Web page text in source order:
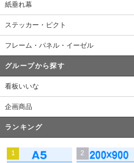
紙垂れ幕
ステッカー・ピクト
フレーム・パネル・イーゼル
グループから探す
看板いいな
企画商品
ランキング
1 2